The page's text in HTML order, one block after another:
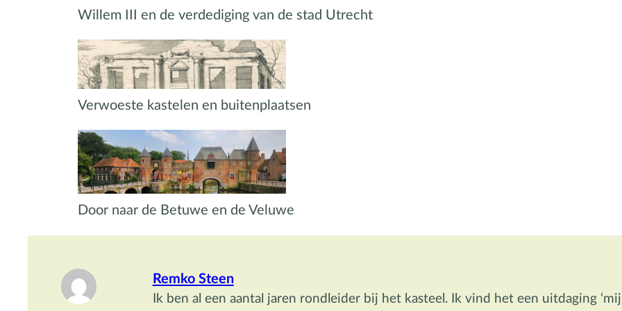
Willem III en de verdediging van de stad Utrecht
Verwoeste kastelen en buitenplaatsen
Door naar de Betuwe en de Veluwe
Remko Steen
Ik ben al een aantal jaren rondleider bij het kasteel. Ik vind het een uitdaging